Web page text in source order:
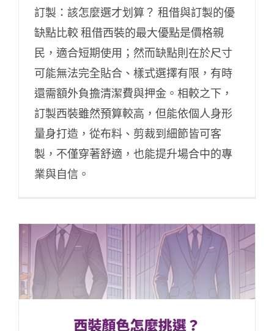
訂製：該怎麼選才划算？ 租借與訂製的優
缺點比較 租借西裝的最大優點是價格親
民，適合短期使用；然而缺點則在於尺寸
可能無法完全貼合、樣式選擇有限，有時
還需額外負擔清潔費與押金。相較之下，
訂製西裝雖然預算較高，但能依個人身形
量身打造，從布料、剪裁到細節皆可客
製，不僅穿著舒適，也能提升場合中的專
業與自信。